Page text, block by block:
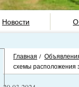
Новости
Главная /
схемы расположения